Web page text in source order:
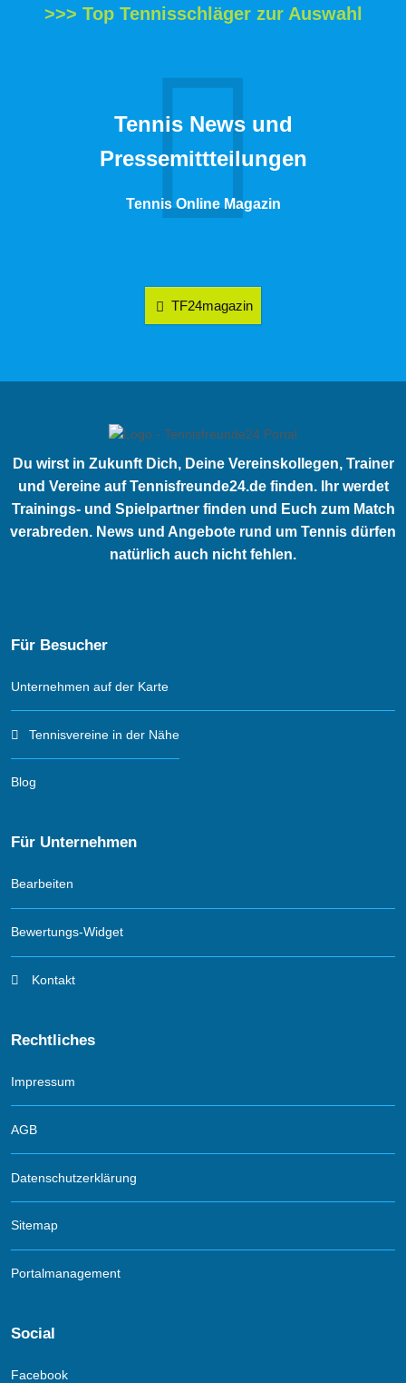
>>> Top Tennisschläger zur Auswahl
Tennis News und
Pressemittteilungen
Tennis Online Magazin
TF24magazin
Du wirst in Zukunft Dich, Deine Vereinskollegen, Trainer
und Vereine auf Tennisfreunde24.de finden. Ihr werdet
Trainings- und Spielpartner finden und Euch zum Match
verabreden. News und Angebote rund um Tennis dürfen
natürlich auch nicht fehlen.
Für Besucher
Unternehmen auf der Karte
Tennisvereine in der Nähe
Blog
Für Unternehmen
Bearbeiten
Bewertungs-Widget
Kontakt
Rechtliches
Impressum
AGB
Datenschutzerklärung
Sitemap
Portalmanagement
Social
Facebook